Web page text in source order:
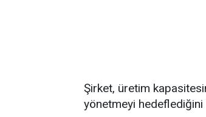
Şirket, üretim
yönetmeyi